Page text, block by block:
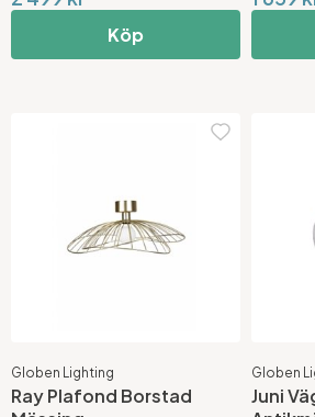
Köp
Globen Lighting
Ray Plafond Borstad
Globen
Juni